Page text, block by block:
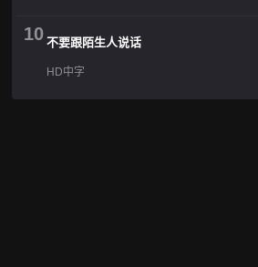
10 不要跟陌生人说话
HD中字